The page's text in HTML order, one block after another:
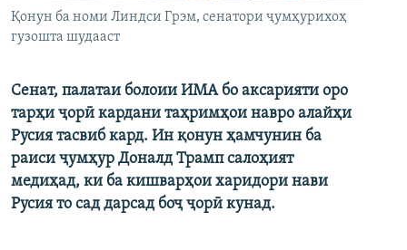
Қонун ба номи Линдси Грэм, сенатори ҷумҳурихоҳ
гузошта шудааст
Сенат, палатаи болоии ИМА бо аксарияти оро
тарҳи ҷорӣ кардани таҳримҳои навро алайҳи
Русия тасвиб кард. Ин қонун ҳамчунин ба
раиси ҷумҳур Доналд Трамп салоҳият
медиҳад, ки ба кишварҳои харидори нави
Русия то сад дарсад боҷ ҷорӣ кунад.